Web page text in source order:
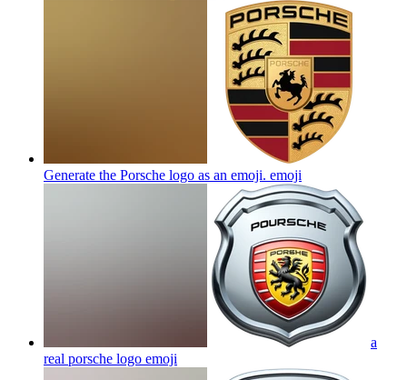
Generate the Porsche logo as an emoji. emoji
a
real porsche logo emoji